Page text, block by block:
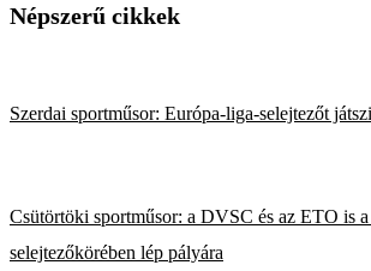
Népszerű cikkek
Szerdai sportműsor: Európa-liga-selejtezőt
Csütörtöki sportműsor: a DVSC és az ETO is
selejtezőkörében lép pályára